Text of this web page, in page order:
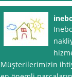
Müşterilerimizin